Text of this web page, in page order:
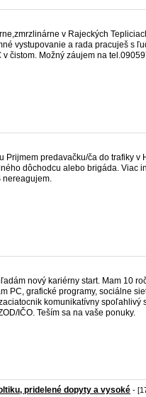
v Rajeckých
vystupovanie a rada pracuješ s
čistom. Možný záujem na
Prijmem predavačku/ča do trafiky v
dôchodcu alebo brigáda. Viac
nereagujem.
nový kariérny start. Mam 10
PC, grafické programy, sociálne
komunikatívny spoľahlivý
IČO. Teším sa na vaše ponuky.
pridelené dopyty a vysoké -